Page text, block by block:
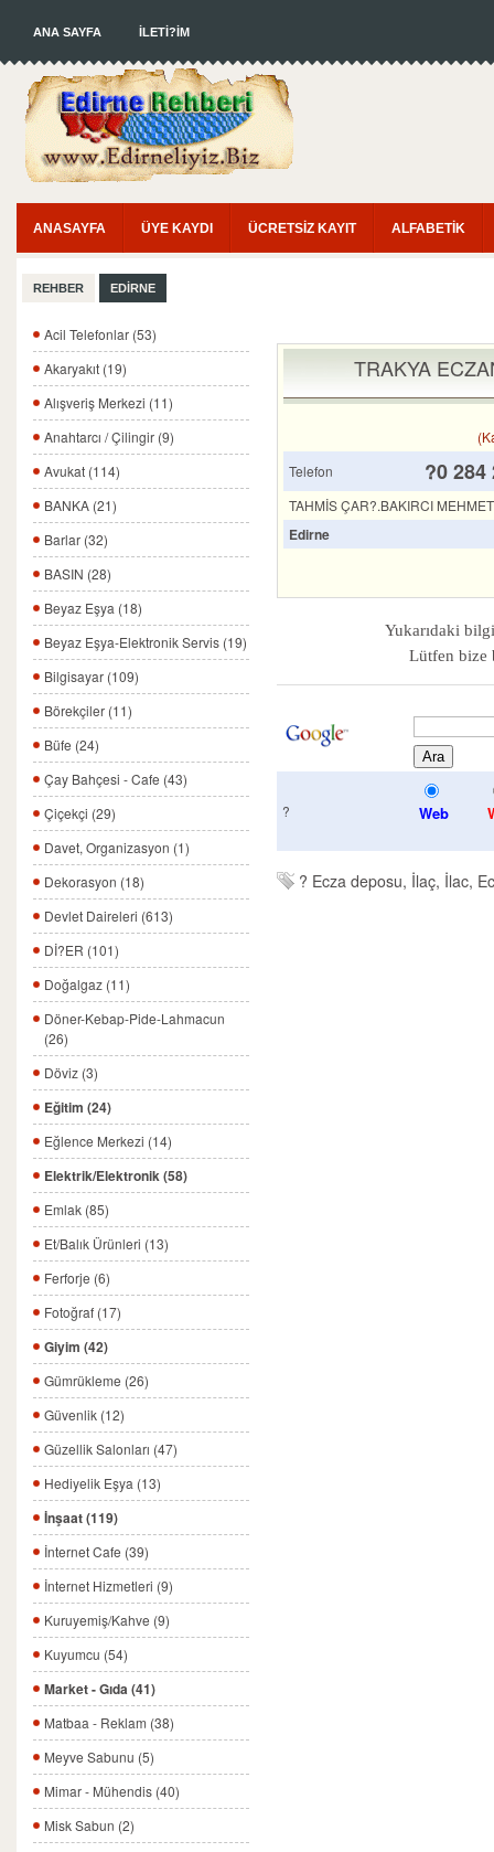
ANA SAYFA İLETİ?İM
ANASAYFA ÜYE KAYDI ÜCRETSİZ KAYIT ALFABETİK
REHBER EDİRNE
Acil Telefonlar (53)
Akaryakıt (19)
Alışveriş Merkezi (11)
Anahtarcı / Çilingir (9)
Avukat (114)
BANKA (21)
Barlar (32)
BASIN (28)
Beyaz Eşya (18)
Beyaz Eşya-Elektronik Servis (19)
Bilgisayar (109)
Börekçiler (11)
Büfe (24)
Çay Bahçesi - Cafe (43)
Çiçekçi (29)
Davet, Organizasyon (1)
Dekorasyon (18)
Devlet Daireleri (613)
Dİ?ER (101)
Doğalgaz (11)
Döner-Kebap-Pide-Lahmacun
(26)
Döviz (3)
Eğitim (24)
Eğlence Merkezi (14)
Elektrik/Elektronik (58)
Emlak (85)
Et/Balık Ürünleri (13)
Ferforje (6)
Fotoğraf (17)
Giyim (42)
Gümrükleme (26)
Güvenlik (12)
Güzellik Salonları (47)
Hediyelik Eşya (13)
İnşaat (119)
İnternet Cafe (39)
İnternet Hizmetleri (9)
Kuruyemiş/Kahve (9)
Kuyumcu (54)
Market - Gıda (41)
Matbaa - Reklam (38)
Meyve Sabunu (5)
Mimar - Mühendis (40)
Misk Sabun (2)
TRAKYA
Telefon
?0 284
TAHMİS ÇAR?.BAKIRCI
Edirne
Yukarıdaki
Lütfen bize
? Web
? Ecza deposu, İlaç, İlac,